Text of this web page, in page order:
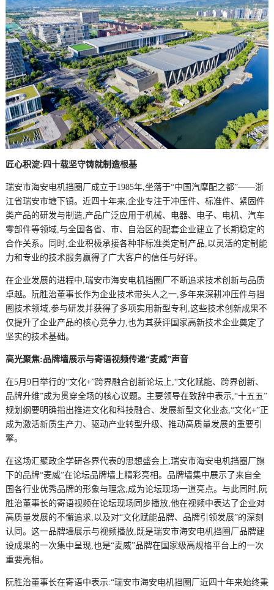
匠心积淀:四十载坚守铸就制造根基
瑞安市海安电机挡圈厂成立于1985年,坐落于“中国汽摩配之都”——浙
江省瑞安市塘下镇。近四十年来,企业专注于冲压件、标准件、紧固件
类产品的研发与制造,产品广泛应用于机械、电器、电子、电机、汽车
零部件等领域,与全国各省、市、自治区的配套企业建立了长期稳定的
合作关系。同时,企业积极承接各种非标准类定制产品,以灵活的定制能
力和专业的技术服务赢得了广大客户的信任与好评。
在企业发展的进程中,瑞安市海安电机挡圈厂不断追求技术创新与品质
卓越。阮胜治董事长作为企业技术带头人之一,多年来深耕冲压件与挡
圈技术领域,参与研发并获得了多项实用新型专利,这些技术创新成果不
仅提升了企业产品的核心竞争力,也为其获评国家高新技术企业奠定了
坚实的技术基础。
高光聚焦:品牌墙展示与寄语视频传递“麦威”声音
在5月9日举行的“文化+”跨界融合创新论坛上,“文化赋能、跨界创新、
品牌升维”成为贯穿全场的核心议题。主要领导在致辞中表示,“十五五”
规划纲要明确指出推进文化和科技融合、发展新型文化业态,“文化+”正
成为激活新质生产力、驱动产业转型升级、推动高质量发展的重要引
擎。
在这场汇聚政企学研各界代表的思想盛会上,瑞安市海安电机挡圈厂旗
下的品牌“麦威”在论坛品牌墙上精彩亮相。品牌墙集中展示了来自全
国各行业优秀品牌的形象与理念,成为论坛现场一道亮点。与此同时,阮
胜治董事长的寄语视频在论坛现场同步播放,他在视频中表达了企业对
高质量发展的不懈追求,以及对“文化赋能品牌、品牌引领发展”的深刻
认同。这一品牌墙展示与视频播放,既是瑞安市海安电机挡圈厂品牌建
设成果的一次集中呈现,也是“麦威”品牌在国家级高规格平台上的一次
重要亮相。
阮胜治董事长在寄语中表示:“瑞安市海安电机挡圈厂近四十年来始终秉